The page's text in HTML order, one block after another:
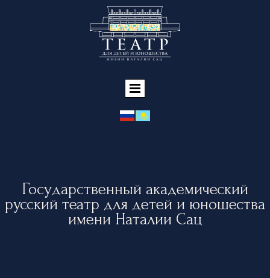
Государственный академический
русский театр для детей и юношества
имени Наталии Сац